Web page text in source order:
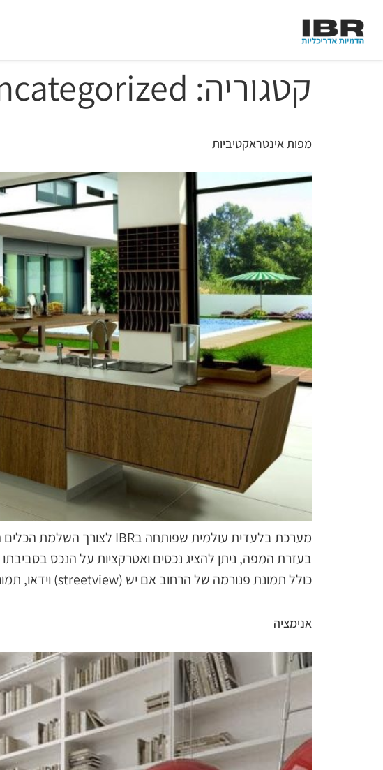
קטגוריה:
מפות אינטראקטיביות
מערכת בלעדית עולמית שפותחה בIBR לצורך השלמת הכלים השיווקיים לנדל"ן מצליח.
בעזרת המפה, ניתן להציג נכסים ואטרקציות על הנכס
כולל תמונת פנורמה של הרחוב אם יש (streetview) וידאו, תמונות, מפרט, פנורמה, מיניסייט, ועוד ועוד.
אנימציה